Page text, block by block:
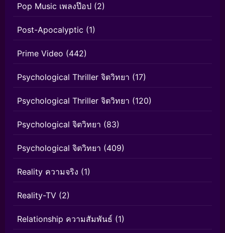
Pop Music เพลงป๊อป (2)
Post-Apocalyptic (1)
Prime Video (442)
Psychological Thriller จิตวิทยา (17)
Psychological Thriller จิตวิทยา (120)
Psychological จิตวิทยา (83)
Psychological จิตวิทยา (409)
Reality ความจริง (1)
Reality-TV (2)
Relationship ความสัมพันธ์ (1)